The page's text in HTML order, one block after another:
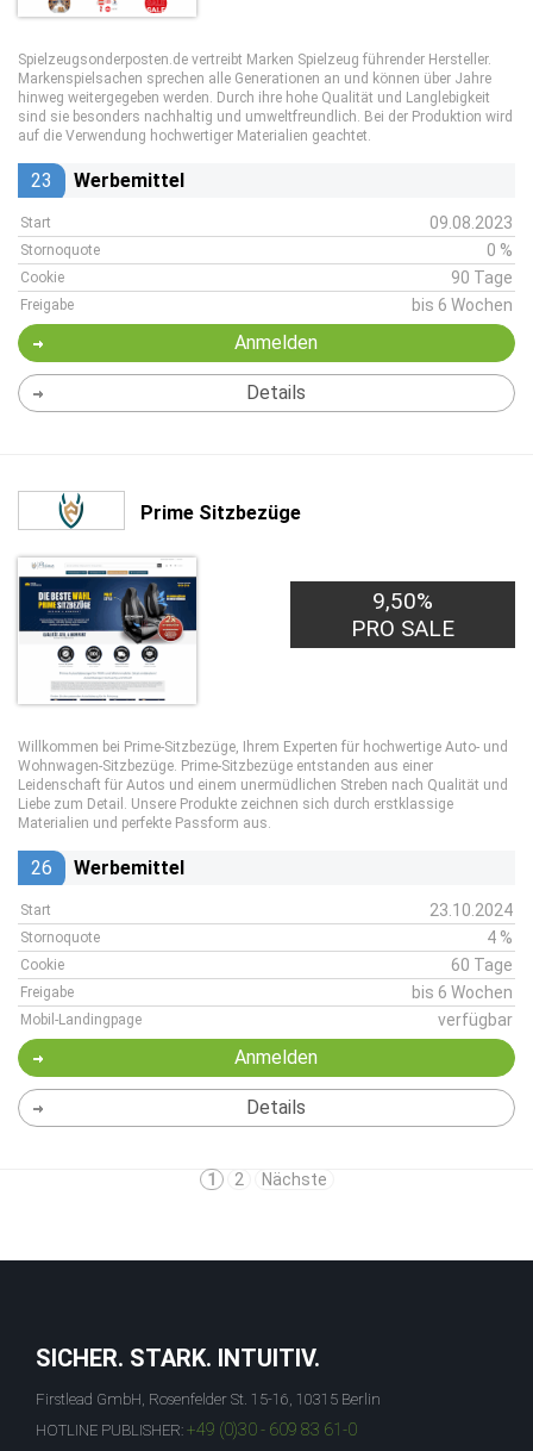
Spielzeugsonderposten.de vertreibt Marken Spielzeug führender Hersteller.
Markenspielsachen sprechen alle Generationen an und können über Jahre
hinweg weitergegeben werden. Durch ihre hohe Qualität und Langlebigkeit
sind sie besonders nachhaltig und umweltfreundlich. Bei der Produktion wird
auf die Verwendung hochwertiger Materialien geachtet.
23 Werbemittel
Start 09.08.2023
Stornoquote 0 %
Cookie 90 Tage
Freigabe bis 6 Wochen
Anmelden
Details
Prime Sitzbezüge
9,50%
PRO SALE
Willkommen bei Prime-Sitzbezüge, Ihrem Experten für hochwertige Auto- und
Wohnwagen-Sitzbezüge. Prime-Sitzbezüge entstanden aus einer
Leidenschaft für Autos und einem unermüdlichen Streben nach Qualität und
Liebe zum Detail. Unsere Produkte zeichnen sich durch erstklassige
Materialien und perfekte Passform aus.
26 Werbemittel
Start 23.10.2024
Stornoquote 4 %
Cookie 60 Tage
Freigabe bis 6 Wochen
Mobil-Landingpage verfügbar
Anmelden
Details
1 2 Nächste
SICHER. STARK. INTUITIV.
Firstlead GmbH, Rosenfelder St. 15-16, 10315 Berlin
HOTLINE PUBLISHER: +49 (0)30 - 609 83 61-0